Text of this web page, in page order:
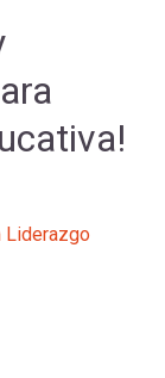
Liderazgo
sesión.